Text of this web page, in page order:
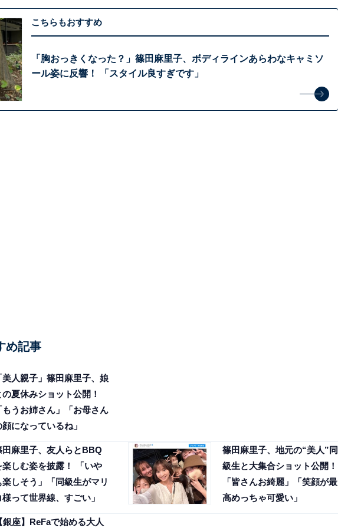
こちらもおすすめ
「胸おっきくなった？」篠田麻里子、ボディラインあらわなキャミソ
ール姿に反響！ 「スタイル良すぎです」
め記事
美人親子」篠田麻里子、娘
の夏休みショット公開！
もうお姉さん」「お母さん
顔になっているね」
田麻里子、友人らとBBQ
楽しむ姿を披露！ 「いや
楽しそう」「同級生がマリ
様って世界線、すごい」
篠田麻里子、地元の“美人”同
級生と大集合ショット公開！
「皆さんお綺麗」「笑顔が最
高めっちゃ可愛い」
銀座】ReFaで始める大人